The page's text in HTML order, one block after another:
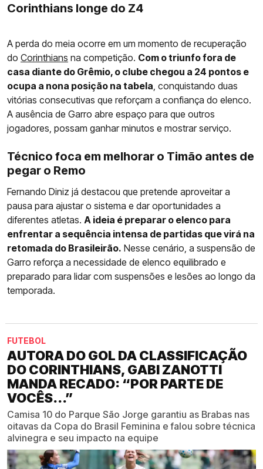
Corinthians longe do Z4
A perda do meia ocorre em um momento de recuperação
do Corinthians na competição. Com o triunfo fora de
casa diante do Grêmio, o clube chegou a 24 pontos e
ocupa a nona posição na tabela , conquistando duas
vitórias consecutivas que reforçam a confiança do elenco.
A ausência de Garro abre espaço para que outros
jogadores, possam ganhar minutos e mostrar serviço.
Técnico foca em melhorar o Timão antes de
pegar o Remo
Fernando Diniz já destacou que pretende aproveitar a
pausa para ajustar o sistema e dar oportunidades a
diferentes atletas. A ideia é preparar o elenco para
enfrentar a sequência intensa de partidas que virá na
retomada do Brasileirão. Nesse cenário, a suspensão de
Garro reforça a necessidade de elenco equilibrado e
preparado para lidar com suspensões e lesões ao longo da
temporada.
FUTEBOL
AUTORA DO GOL DA CLASSIFICAÇÃO
DO CORINTHIANS, GABI ZANOTTI
MANDA RECADO: “POR PARTE DE
VOCÊS...”
Camisa 10 do Parque São Jorge garantiu as Brabas nas
oitavas da Copa do Brasil Feminina e falou sobre técnica
alvinegra e seu impacto na equipe